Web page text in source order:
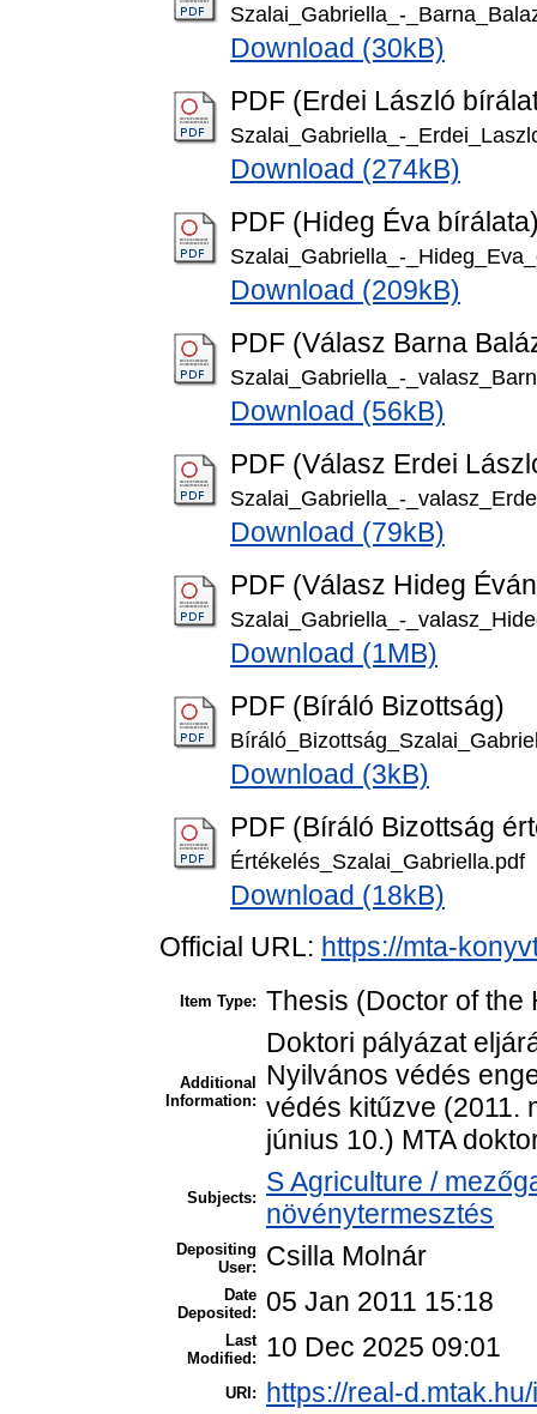
Szalai_Gabriella_-
Download (30kB)
PDF (Erdei László
Szalai_Gabriella_-
Download (274kB)
PDF (Hideg Éva
Szalai_Gabriella_-
Download (209kB)
PDF (Válasz Barna
Szalai_Gabriella_-
Download (56kB)
PDF (Válasz Erdei
Szalai_Gabriella_-
Download (79kB)
PDF (Válasz Hideg
Szalai_Gabriella_-
Download (1MB)
PDF (Bíráló Bizottság)
Download (3kB)
PDF (Bíráló Bizottság
Értékelés_Szalai_Gabriella.pdf
Download (18kB)
Official URL: https://mta-
Item Type: Thesis (Doctor of the
Additional
Information:
Doktori pályázat
Nyilvános védés
védés kitűzve (2011.
június 10.) MTA
Subjects:
S Agriculture /
növénytermesztés
Depositing
User:
Csilla Molnár
Date
Deposited:
05 Jan 2011 15:18
Last
Modified:
10 Dec 2025 09:01
URI: https://real-